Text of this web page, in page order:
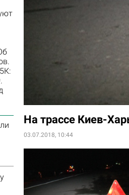
На трассе Киев-
03.07.2018, 10:44